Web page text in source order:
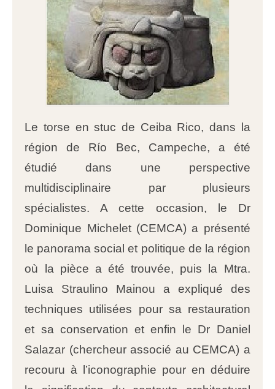
Le torse en stuc de Ceiba Rico, dans la
région de Río Bec, Campeche, a été
étudié dans une perspective
multidisciplinaire par plusieurs
spécialistes. A cette occasion, le Dr
Dominique Michelet (CEMCA) a présenté
le panorama social et politique de la région
où la pièce a été trouvée, puis la Mtra.
Luisa Straulino Mainou a expliqué des
techniques utilisées pour sa restauration
et sa conservation et enfin le Dr Daniel
Salazar (chercheur associé au CEMCA) a
recouru à l’iconographie pour en déduire